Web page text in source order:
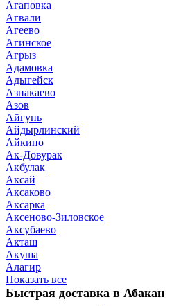
Агаповка
Агвали
Агеево
Агинское
Агрыз
Адамовка
Адыгейск
Азнакаево
Азов
Айгунь
Айдырлинский
Айкино
Ак-Довурак
Акбулак
Аксай
Аксаково
Аксарка
Аксеново-Зиловское
Аксубаево
Акташ
Акуша
Алагир
Показать все
Быстрая доставка в Абакан